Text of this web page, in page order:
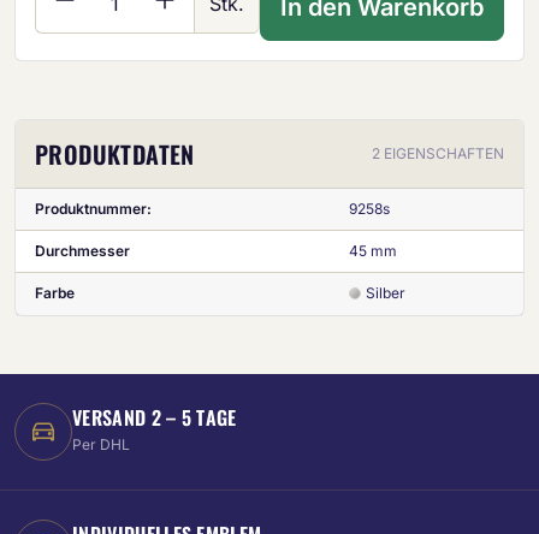
In den Warenkorb
PRODUKTDATEN 2 EIGENSCHAFTEN
Produktnummer: 9258s
Durchmesser 45 mm
Farbe Silber
VERSAND 2 – 5 TAGE
Per DHL